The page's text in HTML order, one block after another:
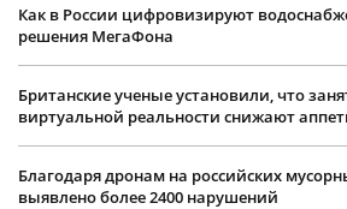
Как в России цифровизируют
решения МегаФона
Британские ученые установили, что
виртуальной реальности снижают
Благодаря дронам на российских
выявлено более 2400 нарушений